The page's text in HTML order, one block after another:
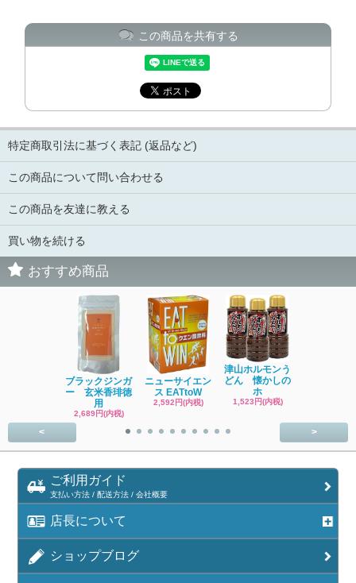
この商品を共有する
特定商取引法に基づく表記 (返品など)
この商品について問い合わせる
この商品を友達に教える
買い物を続ける
おすすめ商品
ブラックジンガ
ー 玄米香琲徳
用
2,689円(内税)
ニューサイエン
ス EATtoW
2,592円(内税)
津山ホルモンう
どん 懐かしの
ホ
1,523円(内税)
< >
ご利用ガイド
支払い方法 / 配送方法 / 会社概要
店長について
ショップブログ